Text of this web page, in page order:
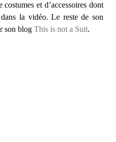
et d’accessoires dont
la vidéo. Le reste de son
son blog This is not a Suit.